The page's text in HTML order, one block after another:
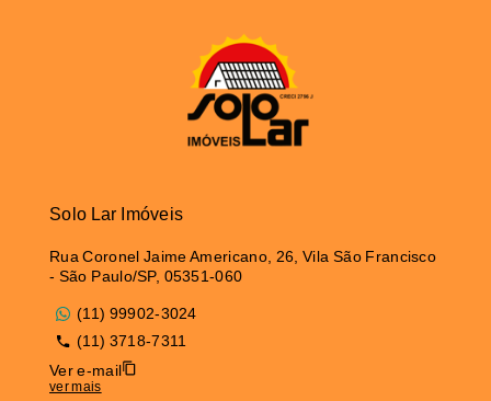
Solo Lar Imóveis
Rua Coronel Jaime Americano, 26, Vila São Francisco
- São Paulo/SP, 05351-060
(11) 99902-3024
(11) 3718-7311
Ver e-mail
ver mais